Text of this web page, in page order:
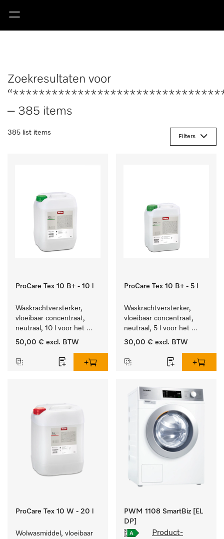
Zoekresultaten voor
– 385 items
385 list items
Filters
ProCare Tex 10 B+ - 10 l
Waskrachtversterker,
vloeibaar concentraat,
neutraal, 10 l voor het
effectief verwijderen van
50,00 € excl. BTW
ProCare Tex 10 B+ - 5 l
Waskrachtversterker,
vloeibaar concentraat,
neutraal, 5 l voor het
effectief verwijderen van
30,00 € excl. BTW
ProCare Tex 10 W - 20 l
Wolwasmiddel, vloeibaar
PWM 1108 SmartBiz [EL
DP]
Product-